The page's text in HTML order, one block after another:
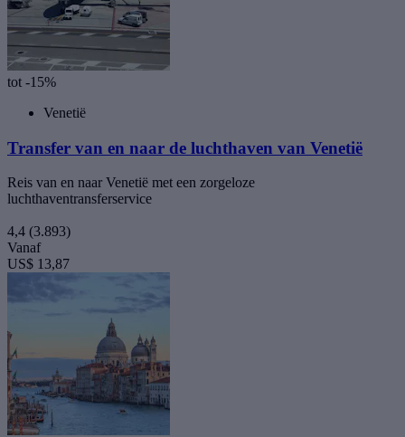
tot -15%
Venetië
Transfer van en naar de luchthaven van Venetië
Reis van en naar Venetië met een zorgeloze
luchthaventransferservice
4,4 (3.893)
Vanaf
US$ 13,87